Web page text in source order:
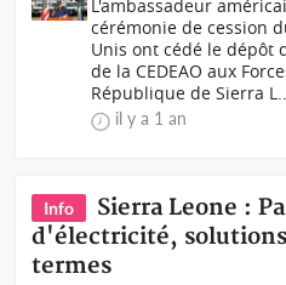
L'ambassadeur
cérémonie de cession
Unis ont cédé le dépôt
de la CEDEAO aux
République de Sierra
il y a 1 an
Info
Sierra Leone :
d'électricité,
termes